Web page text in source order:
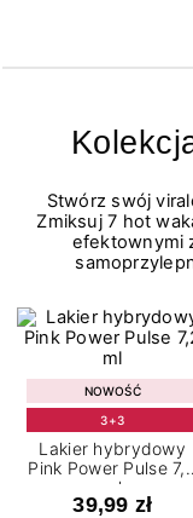
Stwórz swój
Zmiksuj 7 hot
efektownymi
NOWOŚĆ
3+3
Lakier hybrydowy
Pink Power Pulse 7,2
ml
39,99 zł